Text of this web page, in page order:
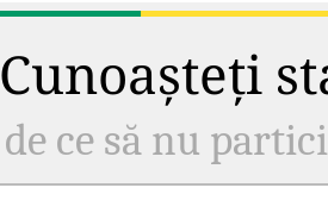
Cunoașteți
de ce să nu